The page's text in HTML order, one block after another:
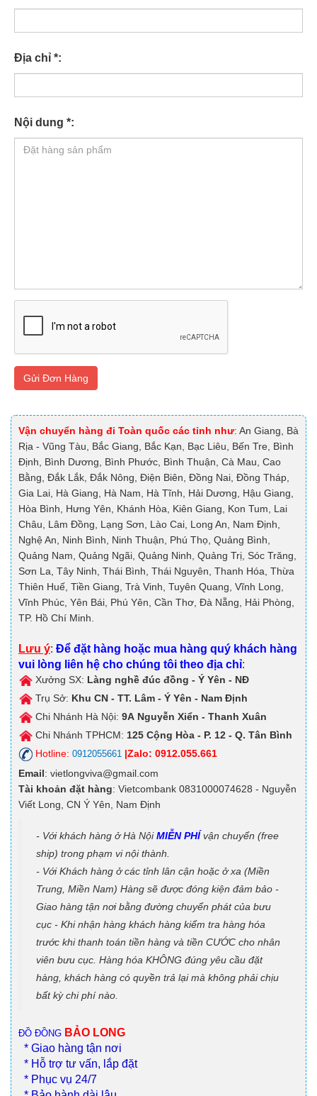
Địa chỉ *:
Nội dung *:
Gửi Đơn Hàng
Vận chuyển hàng đi Toàn quốc các tỉnh như: An Giang, Bà
Rịa - Vũng Tàu, Bắc Giang, Bắc Kạn, Bạc Liêu, Bến Tre, Bình
Định, Bình Dương, Bình Phước, Bình Thuận, Cà Mau, Cao
Bằng, Đắk Lắk, Đắk Nông, Điện Biên, Đồng Nai, Đồng Tháp,
Gia Lai, Hà Giang, Hà Nam, Hà Tĩnh, Hải Dương, Hậu Giang,
Hòa Bình, Hưng Yên, Khánh Hòa, Kiên Giang, Kon Tum, Lai
Châu, Lâm Đồng, Lạng Sơn, Lào Cai, Long An, Nam Định,
Nghệ An, Ninh Bình, Ninh Thuận, Phú Thọ, Quảng Bình,
Quảng Nam, Quảng Ngãi, Quảng Ninh, Quảng Trị, Sóc Trăng,
Sơn La, Tây Ninh, Thái Bình, Thái Nguyên, Thanh Hóa, Thừa
Thiên Huế, Tiền Giang, Trà Vinh, Tuyên Quang, Vĩnh Long,
Vĩnh Phúc, Yên Bái, Phú Yên, Cần Thơ, Đà Nẵng, Hải Phòng,
TP. Hồ Chí Minh.
Lưu ý: Để đặt hàng hoặc mua hàng quý khách hàng
vui lòng liên hệ cho chúng tôi theo địa chỉ:
Xưởng SX: Làng nghề đúc đồng - Ý Yên - NĐ
Trụ Sở: Khu CN - TT. Lâm - Ý Yên - Nam Định
Chi Nhánh Hà Nội: 9A Nguyễn Xiển - Thanh Xuân
Chi Nhánh TPHCM: 125 Cộng Hòa - P. 12 - Q. Tân Bình
Hotline: 0912055661 |Zalo: 0912.055.661
Email: vietlongviva@gmail.com
Tài khoản đặt hàng: Vietcombank 0831000074628 - Nguyễn
Viết Long, CN Ý Yên, Nam Định
- Với khách hàng ở Hà NộiMIỄN PHÍ vận chuyển (free
ship) trong phạm vi nội thành.
- Với Khách hàng ở các tỉnh lân cận hoặc ở xa (Miền
Trung, Miền Nam) Hàng sẽ được đóng kiện đảm bảo -
Giao hàng tận nơi bằng đường chuyển phát của bưu
cục - Khi nhận hàng khách hàng kiểm tra hàng hóa
trước khi thanh toán tiền hàng và tiền CƯỚC cho nhân
viên bưu cục. Hàng hóa KHÔNG đúng yêu cầu đặt
hàng, khách hàng có quyền trả lại mà không phải chịu
bất kỳ chi phí nào.
ĐỒ ĐỒNG BẢO LONG
* Giao hàng tận nơi
* Hỗ trợ tư vấn, lắp đặt
* Phục vụ 24/7